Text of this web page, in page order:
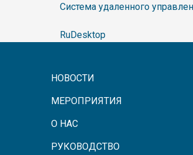
Система удаленного
RuDesktop
НОВОСТИ
МЕРОПРИЯТИЯ
О НАС
РУКОВОДСТВО